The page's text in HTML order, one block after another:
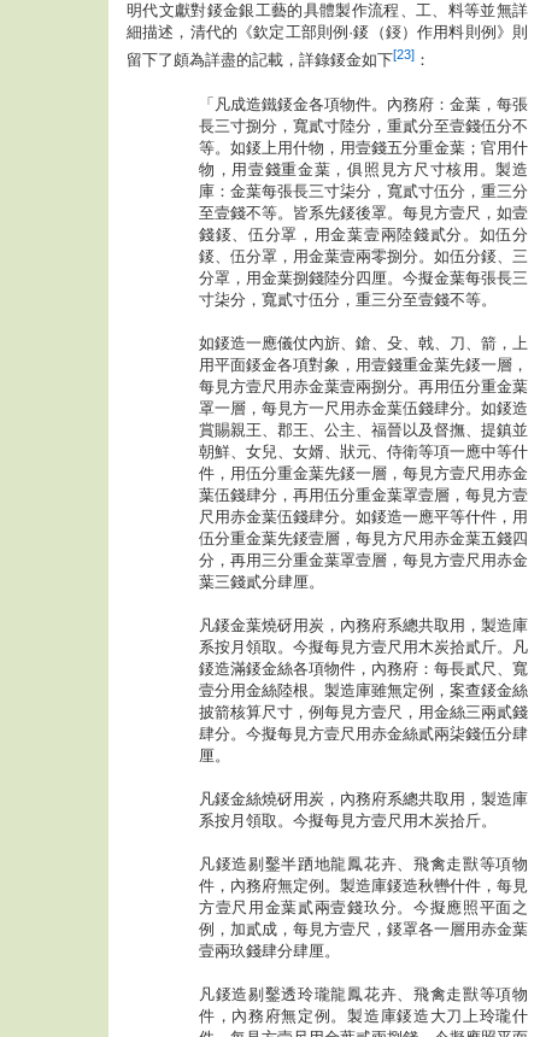
明代文獻對錽金銀工藝的具體製作流程、工、料等並無詳
細描述，清代的《欽定工部則例·錽（鋄）作用料則例》則
留下了頗為詳盡的記載，詳錄錽金如下 [23] ：
「凡成造鐵錽金各項物件。內務府：金葉，每張
長三寸捌分，寬貳寸陸分，重貳分至壹錢伍分不
等。如錽上用什物，用壹錢五分重金葉；官用什
物，用壹錢重金葉，俱照見方尺寸核用。製造
庫：金葉每張長三寸柒分，寬貳寸伍分，重三分
至壹錢不等。皆系先錽後罩。每見方壹尺，如壹
錢錽、伍分罩，用金葉壹兩陸錢貳分。如伍分
錽、伍分罩，用金葉壹兩零捌分。如伍分錽、三
分罩，用金葉捌錢陸分四厘。今擬金葉每張長三
寸柒分，寬貳寸伍分，重三分至壹錢不等。
如錽造一應儀仗內旂、鎗、殳、戟、刀、箭，上
用平面錽金各項對象，用壹錢重金葉先錽一層，
每見方壹尺用赤金葉壹兩捌分。再用伍分重金葉
罩一層，每見方一尺用赤金葉伍錢肆分。如錽造
賞賜親王、郡王、公主、福晉以及督撫、提鎮並
朝鮮、女兒、女婿、狀元、侍衛等項一應中等什
件，用伍分重金葉先錽一層，每見方壹尺用赤金
葉伍錢肆分，再用伍分重金葉罩壹層，每見方壹
尺用赤金葉伍錢肆分。如錽造一應平等什件，用
伍分重金葉先錽壹層，每見方尺用赤金葉五錢四
分，再用三分重金葉罩壹層，每見方壹尺用赤金
葉三錢貳分肆厘。
凡錽金葉燒砑用炭，內務府系總共取用，製造庫
系按月領取。今擬每見方壹尺用木炭拾貳斤。凡
錽造滿錽金絲各項物件，內務府：每長貳尺、寬
壹分用金絲陸根。製造庫雖無定例，案查錽金絲
披箭核算尺寸，例每見方壹尺，用金絲三兩貳錢
肆分。今擬每見方壹尺用赤金絲貳兩柒錢伍分肆
厘。
凡錽金絲燒砑用炭，內務府系總共取用，製造庫
系按月領取。今擬每見方壹尺用木炭拾斤。
凡錽造剔鑿半跴地龍鳳花卉、飛禽走獸等項物
件，內務府無定例。製造庫錽造秋轡什件，每見
方壹尺用金葉貳兩壹錢玖分。今擬應照平面之
例，加貳成，每見方壹尺，錽罩各一層用赤金葉
壹兩玖錢肆分肆厘。
凡錽造剔鑿透玲瓏龍鳳花卉、飛禽走獸等項物
件，內務府無定例。製造庫錽造大刀上玲瓏什